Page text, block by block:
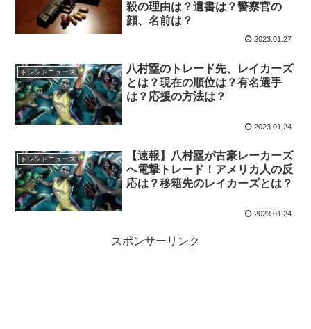
殺の理由は？遺書は？警察官の
顔、名前は？
2023.01.27
トレンドニュース
八村塁のトレード先、レイカーズ
とは？現在の順位は？有名選手
は？応援の方法は？
2023.01.24
トレンドニュース
【速報】八村塁が古豪レーカーズ
へ電撃トレード！アメリカ人の反
応は？移籍先のレイカーズとは？
2023.01.24
スポンサーリンク